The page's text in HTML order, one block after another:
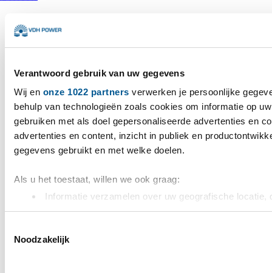
Verantwoord gebruik van uw gegevens
Wij en onze 1022 partners verwerken je persoonlijke
behulp van technologieën zoals cookies om informatie op
gebruiken met als doel gepersonaliseerde advertenties en
advertenties en content, inzicht in publiek en
gegevens gebruikt en met welke doelen.
Als u het toestaat, willen we ook graag:
Informatie verzamelen over uw geografische locatie,
nauwkeurig kan zijn
(fingerprinting)
Noodzakelijk